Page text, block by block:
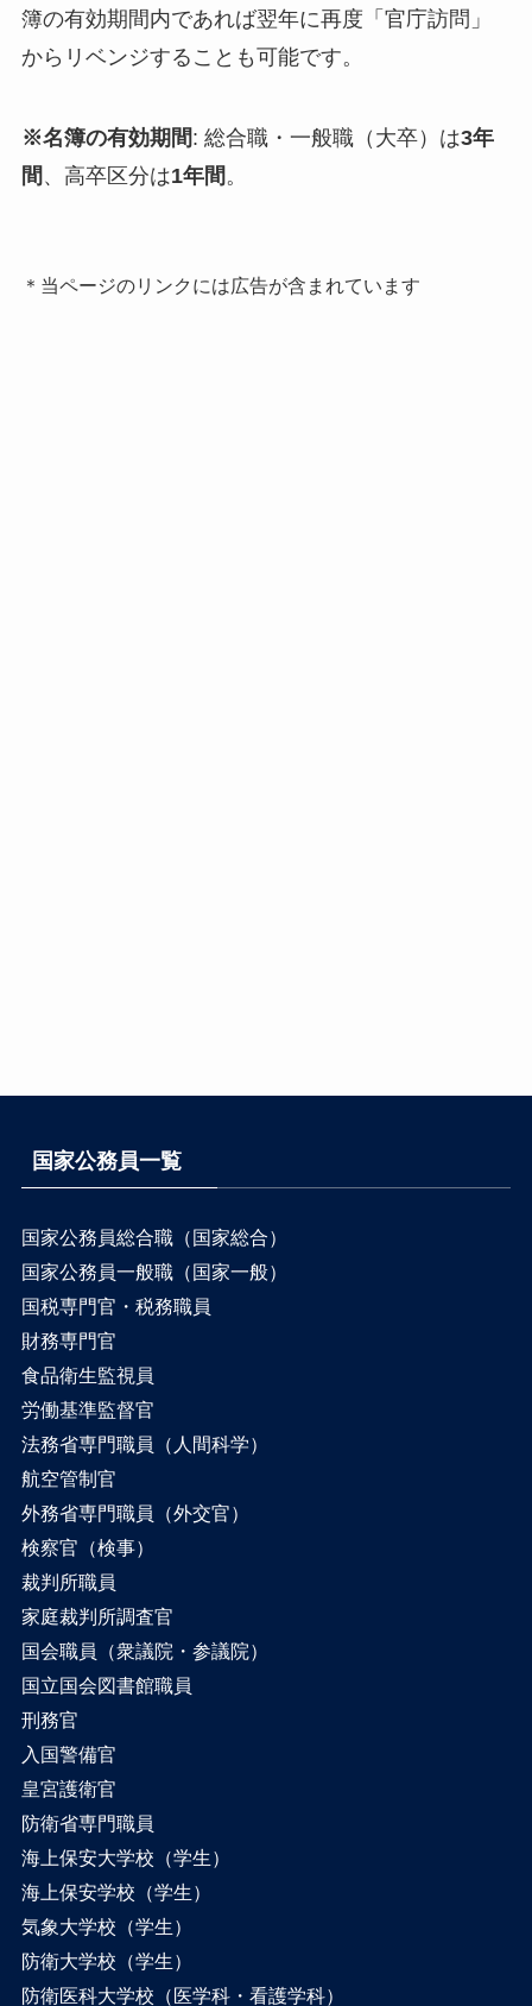
簿の有効期間内であれば翌年に再度「官庁訪問」
からリベンジすることも可能です。
※名簿の有効期間: 総合職・一般職（大卒）は3年
間 、高卒区分は1年間 。
＊当ページのリンクには広告が含まれています
国家公務員一覧
国家公務員総合職（国家総合）
国家公務員一般職（国家一般）
国税専門官・税務職員
財務専門官
食品衛生監視員
労働基準監督官
法務省専門職員（人間科学）
航空管制官
外務省専門職員（外交官）
検察官（検事）
裁判所職員
家庭裁判所調査官
国会職員（衆議院・参議院）
国立国会図書館職員
刑務官
入国警備官
皇宮護衛官
防衛省専門職員
海上保安大学校（学生）
海上保安学校（学生）
気象大学校（学生）
防衛大学校（学生）
防衛医科大学校（医学科・看護学科）